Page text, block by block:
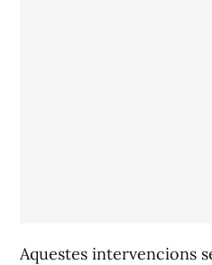
Aquestes intervencions